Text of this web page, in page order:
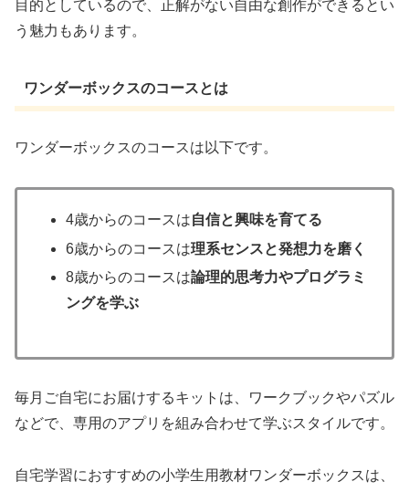
目的としているので、正解がない自由な創作ができるとい
う魅力もあります。
ワンダーボックスのコースとは
ワンダーボックスのコースは以下です。
4歳からのコースは自信と興味を育てる
6歳からのコースは理系センスと発想力を磨く
8歳からのコースは論理的思考力やプログラミ
ングを学ぶ
毎月ご自宅にお届けするキットは、ワークブックやパズル
などで、専用のアプリを組み合わせて学ぶスタイルです。
自宅学習におすすめの小学生用教材ワンダーボックスは、